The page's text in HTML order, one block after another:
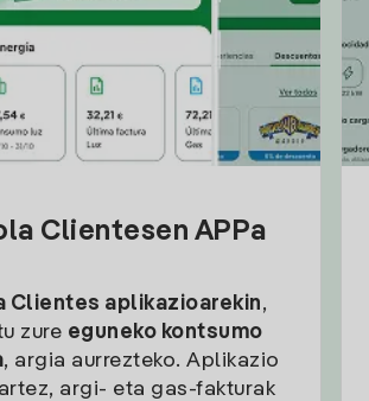
Clientesen APPa
Clientes aplikazioarekin,
zure eguneko kontsumo
, argia aurrezteko. Aplikazio
argi- eta gas-fakturak